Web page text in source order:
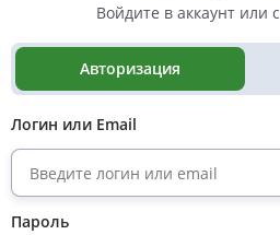
Войдите в аккаунт или
Авторизация
Логин или Email
Пароль